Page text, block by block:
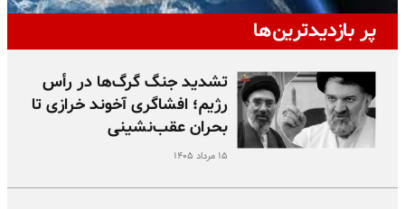
پر بازدیدترین‌ها
تشدید جنگ گرگ‌ها در رأس
رژیم؛ افشاگری آخوند خرازی تا
بحران عقب‌نشینی
۱۵ مرداد ۱۴۰۵